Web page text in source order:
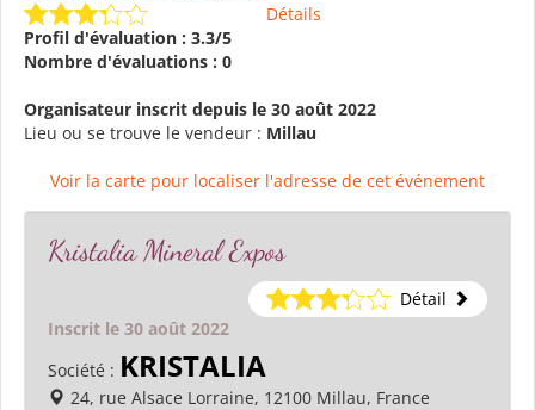
Détails
Profil d'évaluation : 3.3/5
Nombre d'évaluations : 0
Organisateur inscrit depuis le 30 août 2022
Lieu ou se trouve le vendeur : Millau
Voir la carte pour localiser l'adresse de cet événement
Kristalia Mineral Expos
Détail
Inscrit le 30 août 2022
Société : KRISTALIA
24, rue Alsace Lorraine, 12100 Millau, France